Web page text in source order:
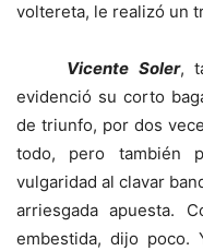
voltereta, le realizó un
Vicente Soler,
evidenció su corto
de triunfo, por dos
todo, pero también
vulgaridad al clavar
arriesgada apuesta.
embestida, dijo poco.